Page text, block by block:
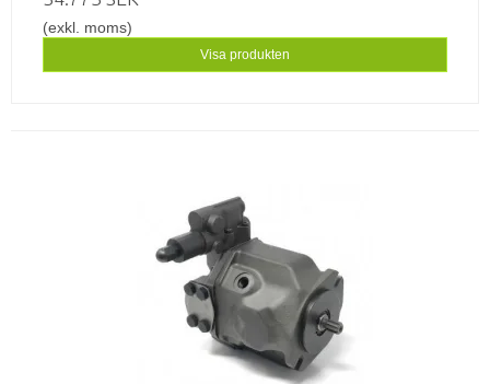
(exkl. moms)
Visa produkten